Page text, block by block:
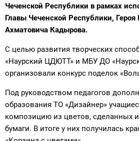
Чеченской Республики в рамках
Главы Чеченской Республики,
Ахматовича Кадырова.
С целью развития творческих
«Наурский ЦДЮТТ» и МБУ ДО
организовали конкурс поделок
Под руководством педагогов
образования ТО «Дизайнер»
композицию из цветов, сделанных
бумаги. В итоге у них получилась